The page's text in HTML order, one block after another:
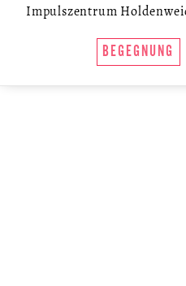
Impulszentrum
BEGEGNUNG